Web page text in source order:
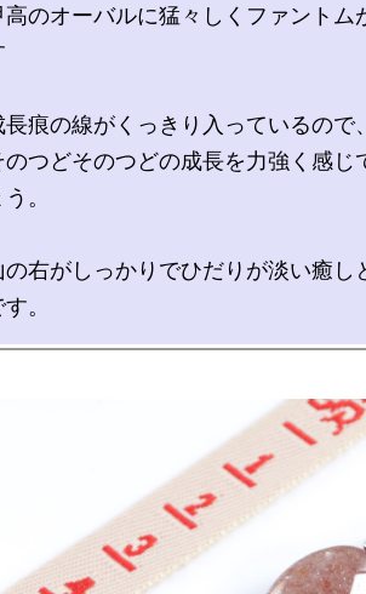
高のオーバルに猛々しくファントム
長痕の線がくっきり入っているので
のつどそのつどの成長を力強く感じ
う。
の右がしっかりでひだりが淡い癒し